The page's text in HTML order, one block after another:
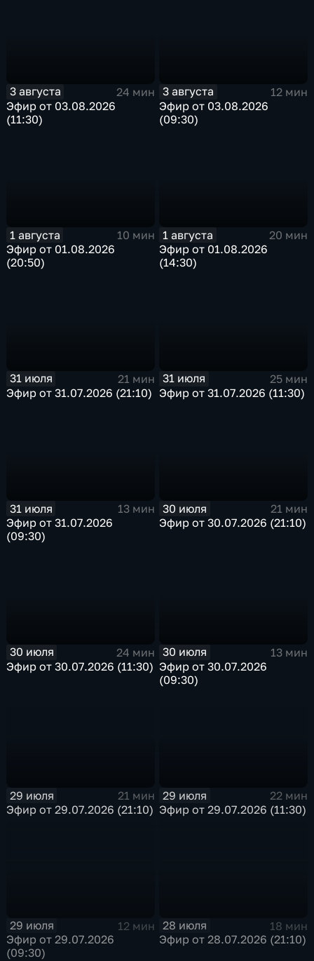
3 августа
24 мин
Эфир от 03.08.2026
(11:30)
3 августа
12 мин
Эфир от 03.08.2026
(09:30)
1 августа
10 мин
Эфир от 01.08.2026
(20:50)
1 августа
20 мин
Эфир от 01.08.2026
(14:30)
31 июля
21 мин
Эфир от 31.07.2026 (21:10)
31 июля
25 мин
Эфир от 31.07.2026 (11:30)
31 июля
13 мин
Эфир от 31.07.2026
(09:30)
30 июля
21 мин
Эфир от 30.07.2026 (21:10)
30 июля
24 мин
Эфир от 30.07.2026 (11:30)
30 июля
13 мин
Эфир от 30.07.2026
(09:30)
29 июля
21 мин
Эфир от 29.07.2026 (21:10)
29 июля
22 мин
Эфир от 29.07.2026 (11:30)
29 июля
12 мин
Эфир от 29.07.2026
(09:30)
28 июля
18 мин
Эфир от 28.07.2026 (21:10)